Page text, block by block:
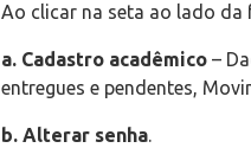
Ao clicar na seta ao lado
a. Cadastro acadêmico –
entregues e pendentes,
b. Alterar senha.